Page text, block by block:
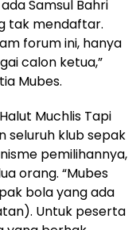
Samsul Bahri
tak mendaftar.
forum ini, hanya
calon ketua,”
Mubes.
Muchlis Tapi
seluruh klub sepak
pemilihannya,
orang. “Mubes
bola yang ada
Untuk peserta